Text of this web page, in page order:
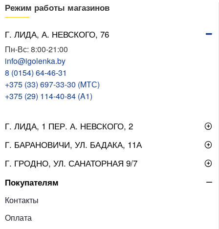
Режим работы магазинов
Г. ЛИДА, А. НЕВСКОГО, 76
Пн-Вс: 8:00-21:00
info@igolenka.by
8 (0154) 64-46-31
+375 (33) 697-33-30 (MТС)
+375 (29) 114-40-84 (A1)
Г. ЛИДА, 1 ПЕР. А. НЕВСКОГО, 2
Г. БАРАНОВИЧИ, УЛ. БАДАКА, 11А
Г. ГРОДНО, УЛ. САНАТОРНАЯ 9/7
Покупателям
Контакты
Оплата